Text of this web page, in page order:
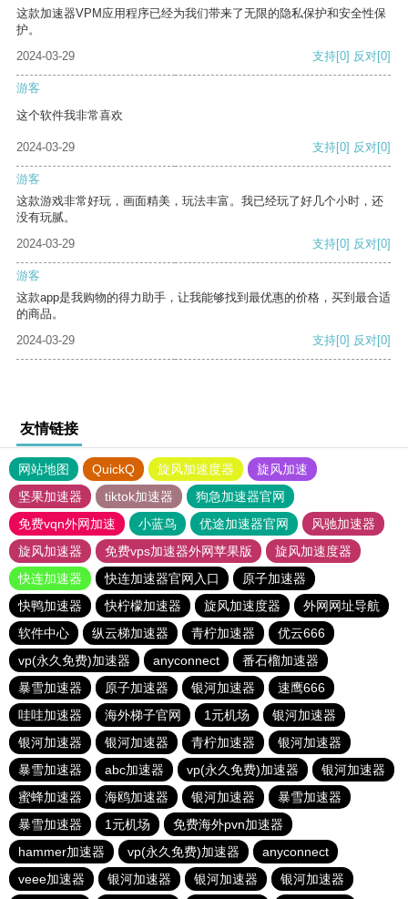
这款加速器VPM应用程序已经为我们带来了无限的隐私保护和安全性保
护。
2024-03-29
支持[0] 反对[0]
游客
这个软件我非常喜欢
2024-03-29 支持[0] 反对[0]
游客
这款游戏非常好玩，画面精美，玩法丰富。我已经玩了好几个小时，还
没有玩腻。
2024-03-29
支持[0] 反对[0]
游客
这款app是我购物的得力助手，让我能够找到最优惠的价格，买到最合适
的商品。
2024-03-29
支持[0] 反对[0]
友情链接
网站地图 QuickQ 旋风加速度器
旋风加速
坚果加速器
tiktok加速器
狗急加速器官网
免费vqn外网加速
小蓝鸟 优途加速器官网
风驰加速器
旋风加速器
免费vps加速器外网苹果版
旋风加速度器
快连加速器
快连加速器官网入口
原子加速器
快鸭加速器
快柠檬加速器 旋风加速度器
外网网址导航
软件中心
纵云梯加速器 青柠加速器
优云666
vp(永久免费)加速器
anyconnect
番石榴加速器
暴雪加速器
原子加速器 银河加速器
速鹰666
哇哇加速器
海外梯子官网 1元机场
银河加速器
银河加速器
银河加速器 青柠加速器
银河加速器
暴雪加速器
abc加速器 vp(永久免费)加速器
银河加速器
蜜蜂加速器
海鸥加速器 银河加速器
暴雪加速器
暴雪加速器
1元机场
免费海外pvn加速器
hammer加速器
vp(永久免费)加速器
anyconnect
veee加速器
银河加速器 银河加速器 银河加速器